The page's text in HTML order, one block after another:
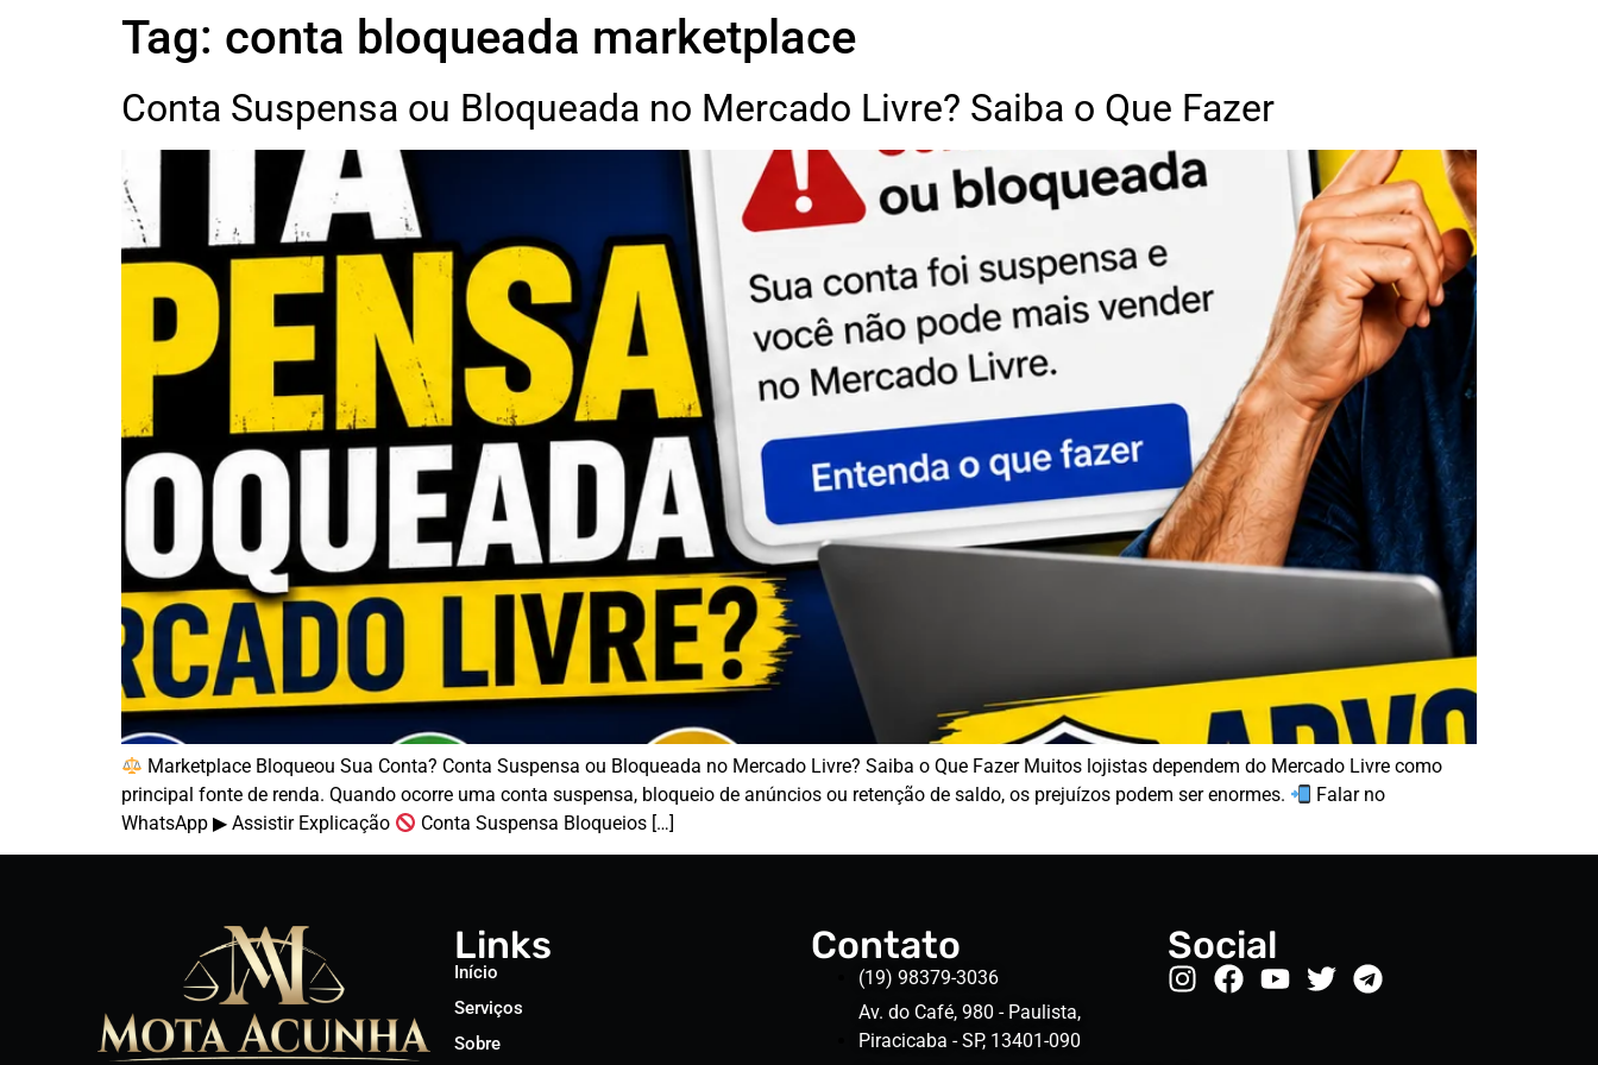
Tag: conta bloqueada marketplace
Conta Suspensa ou Bloqueada no Mercado Livre? Saiba o Que Fazer
Marketplace Bloqueou Sua Conta? Conta Suspensa ou Bloqueada no Mercado Livre? Saiba o Que Fazer Muitos lojistas dependem do Mercado Livre como
principal fonte de renda. Quando ocorre uma conta suspensa, bloqueio de anúncios ou retenção de saldo, os prejuízos podem ser enormes.
Falar no
WhatsApp ▶ Assistir Explicação
Conta Suspensa Bloqueios […]
Links
Início
Serviços
Sobre
Contato
(19) 98379-3036
Av. do Café, 980 - Paulista,
Piracicaba - SP, 13401-090
Social